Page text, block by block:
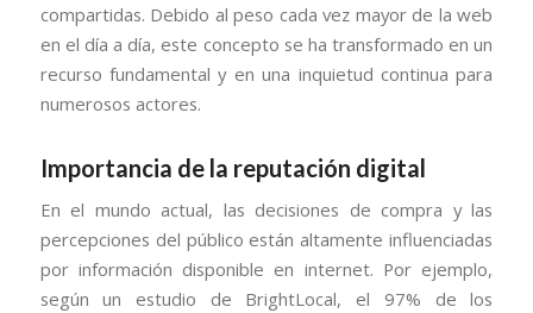
compartidas. Debido al peso cada vez mayor de la web
en el día a día, este concepto se ha transformado en un
recurso fundamental y en una inquietud continua para
numerosos actores.
Importancia de la reputación digital
En el mundo actual, las decisiones de compra y las
percepciones del público están altamente influenciadas
por información disponible en internet. Por ejemplo,
según un estudio de BrightLocal, el 97% de los